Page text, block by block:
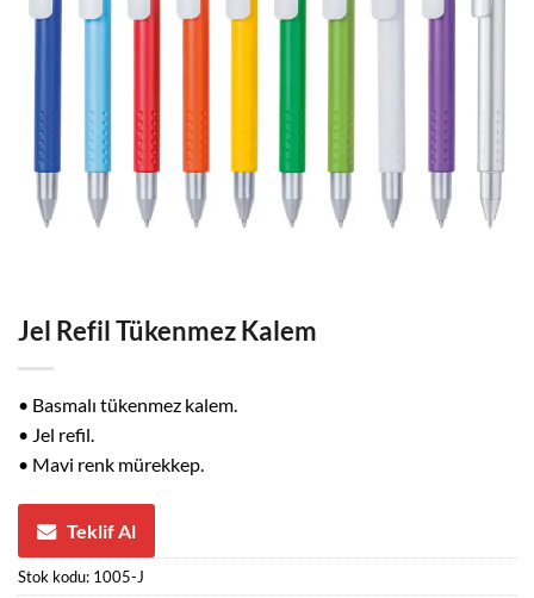
Jel Refil Tükenmez Kalem
• Basmalı tükenmez kalem.
• Jel refil.
• Mavi renk mürekkep.
Teklif Al
Stok kodu: 1005-J